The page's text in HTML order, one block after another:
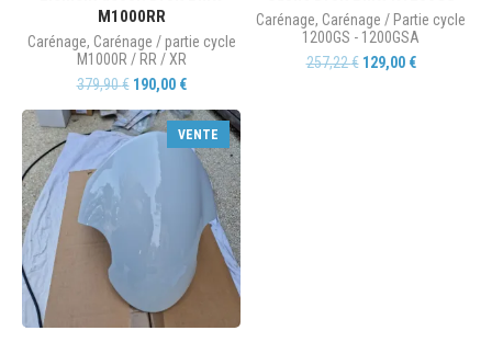
M1000RR
Carénage, Carénage / partie cycle
M1000R / RR / XR
379,90€ 190,00 €
Carénage, Carénage / Partie cycle
1200GS - 1200GSA
257,22€ 129,00 €
VENTE